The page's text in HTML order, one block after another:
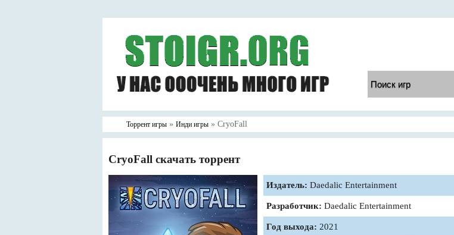
Торрент игры » Инди игры » CryoFall
CryoFall скачать торрент
Издатель: Daedalic Entertainment
Разработчик: Daedalic Entertainment
Год выхода: 2021